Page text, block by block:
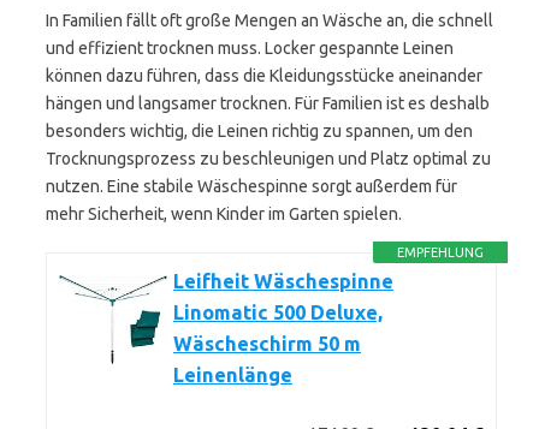
In Familien fällt oft große Mengen an Wäsche an, die schnell
und effizient trocknen muss. Locker gespannte Leinen
können dazu führen, dass die Kleidungsstücke aneinander
hängen und langsamer trocknen. Für Familien ist es deshalb
besonders wichtig, die Leinen richtig zu spannen, um den
Trocknungsprozess zu beschleunigen und Platz optimal zu
nutzen. Eine stabile Wäschespinne sorgt außerdem für
mehr Sicherheit, wenn Kinder im Garten spielen.
EMPFEHLUNG
Leifheit Wäschespinne
Linomatic 500 Deluxe,
Wäscheschirm 50 m
Leinenlänge